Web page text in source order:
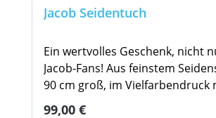
Jacob Seidentuch
Ein wertvolles Geschenk, nicht
Jacob-Fans! Aus feinstem
90 cm groß, im Vielfarbendruck
handrolliertem Saum und
Regulärer Preis:
99,00 €